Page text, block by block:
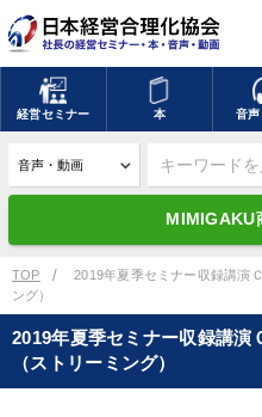
経営セミナー 本 音
MIMIGAKU
キーワードを入力して
デジタル版対応のみ検索結
search 上記
mic 講演収録物を探す
TOP
2019年夏季セミナー収録講演
ング）
2019年夏季セミナー収録講演
（ストリーミング）